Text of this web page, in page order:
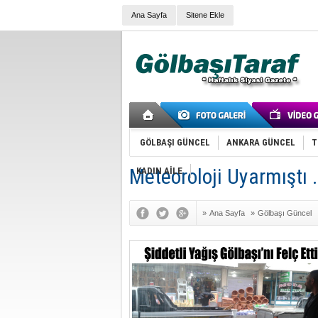
Ana Sayfa Sitene Ekle
GÖLBAŞI GÜNCEL ANKARA GÜNCEL
KADIN AİLE
Meteoroloji Uyarmıştı
» Ana Sayfa » Gölbaşı Güncel